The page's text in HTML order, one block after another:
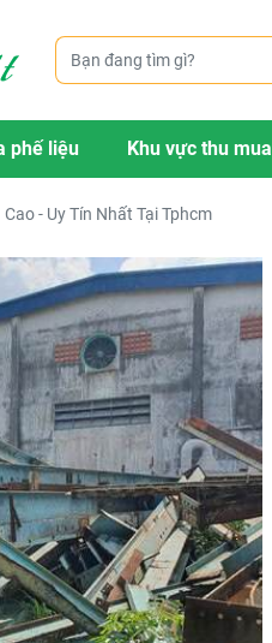
phế liệu Khu vực thu mua
- Uy Tín Nhất Tại Tphcm